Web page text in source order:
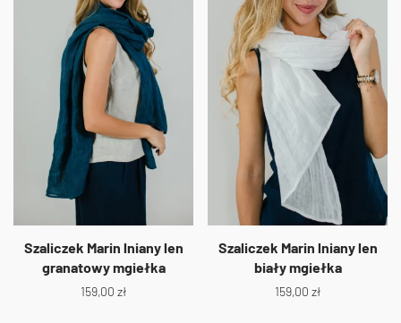
Szaliczek Marin lniany len
granatowy mgiełka
159,00 zł
Szaliczek Marin lniany len
biały mgiełka
159,00 zł